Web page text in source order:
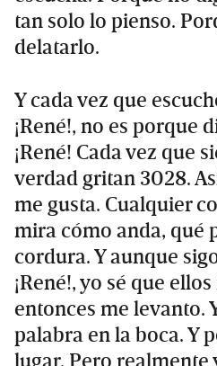
tan solo lo pienso.
delatarlo.
Y cada vez que
¡René!, no es porque
¡René! Cada vez que
verdad gritan 3028.
me gusta. Cualquier
mira cómo anda, qué
cordura. Y aunque
¡René!, yo sé que
entonces me levanto.
palabra en la boca. Y